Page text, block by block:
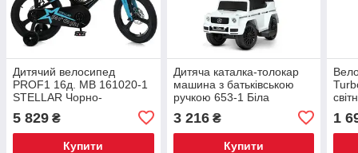
Дитячий велосипед
PROF1 16д. MB 161020-1
STELLAR Чорно-
5 829 ₴
Купити
Дитяча каталка-толокар
машина з батьківською
ручкою 653-1 Біла
3 216₴
Купити
1